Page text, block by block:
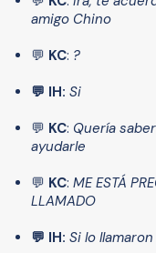
amigo Chino
💬 KC: ?
💬 IH: Si
💬 KC: Quería
ayudarle
💬 KC: ME ESTÁ
LLAMADO
💬 IH: Si lo